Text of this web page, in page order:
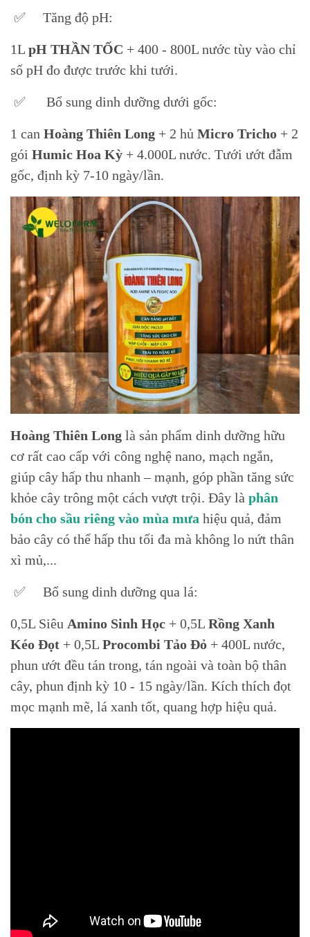
✅ Tăng độ pH:
1L pH THẦN TỐC + 400 - 800L nước tùy vào chỉ
số pH đo được trước khi tưới.
✅ Bổ sung dinh dưỡng dưới gốc:
1 can Hoàng Thiên Long + 2 hủ Micro Tricho + 2
gói Humic Hoa Kỳ + 4.000L nước. Tưới ướt đẫm
gốc, định kỳ 7-10 ngày/lần.
Hoàng Thiên Long là sản phẩm dinh dưỡng hữu
cơ rất cao cấp với công nghệ nano, mạch ngắn,
giúp cây hấp thu nhanh – mạnh, góp phần tăng sức
khỏe cây trông một cách vượt trội. Đây là phân
bón cho sầu riêng vào mùa mưa hiệu quả, đảm
bảo cây có thể hấp thu tối đa mà không lo nứt thân
xì mủ,...
✅ Bổ sung dinh dưỡng qua lá:
0,5L Siêu Amino Sinh Học + 0,5L Rồng Xanh
Kéo Đọt + 0,5L Procombi Tảo Đỏ + 400L nước,
phun ướt đều tán trong, tán ngoài và toàn bộ thân
cây, phun định kỳ 10 - 15 ngày/lần. Kích thích đọt
mọc mạnh mẽ, lá xanh tốt, quang hợp hiệu quả.